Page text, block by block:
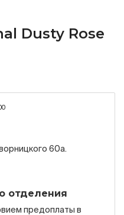
Dusty Rose
60а.
отделения
предоплаты в